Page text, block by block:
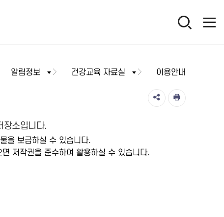
알림정보 건강교육 자료실 이용안내
장소입니다.
을 보급하실 수 있습니다.
저작권을 준수하여 활용하실 수 있습니다.